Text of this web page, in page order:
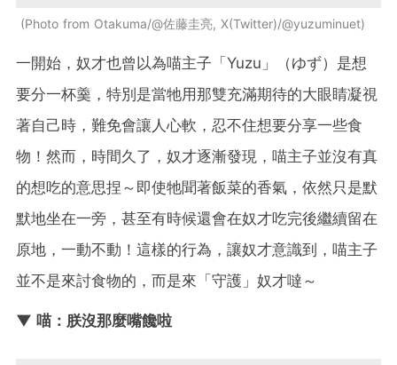
Photo from Otakuma/@佐藤圭亮, X(Twitter)/@yuzuminuet
一開始，奴才也曾以為喵主子「Yuzu」（ゆず）是想
要分一杯羹，特別是當牠用那雙充滿期待的大眼睛凝視
著自己時，難免會讓人心軟，忍不住想要分享一些食
物！然而，時間久了，奴才逐漸發現，喵主子並沒有真
的想吃的意思捏～即使牠聞著飯菜的香氣，依然只是默
默地坐在一旁，甚至有時候還會在奴才吃完後繼續留在
原地，一動不動！這樣的行為，讓奴才意識到，喵主子
並不是來討食物的，而是來「守護」奴才噠～
▼ 喵：朕沒那麼嘴饞啦